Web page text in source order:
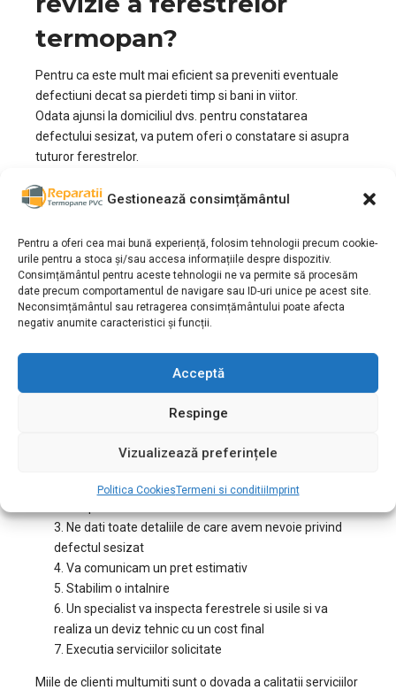
Gestionează consimțământul
Pentru a oferi cea mai bună experiență, folosim tehnologii precum cookie-
urile pentru a stoca și/sau accesa informațiile despre dispozitiv.
Consimțământul pentru aceste tehnologii ne va permite să procesăm
date precum comportamentul de navigare sau ID-uri unice pe acest site.
Neconsimțământul sau retragerea consimțământului poate afecta
negativ anumite caracteristici și funcții.
Acceptă
Respinge
Vizualizează preferințele
Politica CookiesTermeni si conditii Imprint
termopan?
Pentru ca este mult mai eficient sa preveniti eventuale
defectiuni decat sa pierdeti timp si bani in viitor.
Odata ajunsi la domiciliul dvs. pentru constatarea
defectului sesizat, va putem oferi o constatare si asupra
tuturor ferestrelor.
si mai usor sa prevenim anumite probleme care pot
timpului defectiunile aparute si neremediate pot costa
mai mult.
Aceasta constatare asupra tuturor ferestrelor este
GRATUITA, daca locuiti in zona Sectorul 1 si daca optati sa
remediati defectele gasite.
Cum decurge procesul
de Reparatii Termopane
in Bucuresti – Baneasa
2. Ne confirmati ca locuiti in Bucuresti si doriti reparatii
3. Ne dati toate detaliile de care avem nevoie privind
defectul sesizat
4. Va comunicam un pret estimativ
5. Stabilim o intalnire
6. Un specialist va inspecta ferestrele si usile si va
realiza un deviz tehnic cu un cost final
7. Executia serviciilor solicitate
Miile de clienti multumiti sunt o dovada a calitatii serviciilor